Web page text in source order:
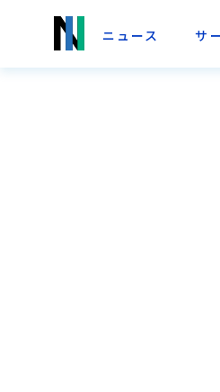
ニュース サ